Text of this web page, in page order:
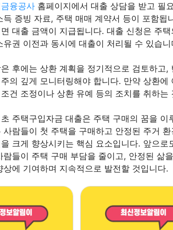
융공사 홈페이지에서 대출 상담을 받고 필
득 증빙 자료, 주택 매매 계약서 등이 포함
대출 금액이 지급됩니다. 대출 신청은 주
유권 이전과 동시에 대출이 처리될 수 있습니
후에는 상환 계획을 정기적으로 검토하고
의 깊게 모니터링해야 합니다. 만약 상환
건 조정이나 상환 유예 등의 조치를 취하는
주택구입자금 대출은 주택 구매의 꿈을
사람들이 첫 주택을 구매하고 안정된 주거
크게 향상시키는 핵심 요소입니다. 앞으
람들이 주택 구매 부담을 줄이고, 안정된 삶
상에 기여하며 지속적으로 발전할 것입니다.